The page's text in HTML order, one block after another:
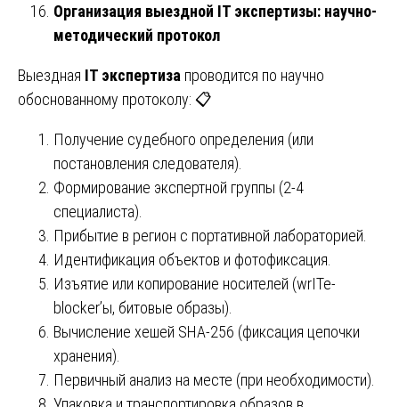
Организация выездной IT экспертизы: научно-
методический протокол
Выездная IT экспертиза проводится по научно
обоснованному протоколу: 📋
Получение судебного определения (или
постановления следователя).
Формирование экспертной группы (2-4
специалиста).
Прибытие в регион с портативной лабораторией.
Идентификация объектов и фотофиксация.
Изъятие или копирование носителей (wrITe-
blocker’ы, битовые образы).
Вычисление хешей SHA-256 (фиксация цепочки
хранения).
Первичный анализ на месте (при необходимости).